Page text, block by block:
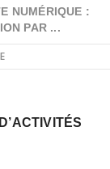
NUMÉRIQUE :
PAR ...